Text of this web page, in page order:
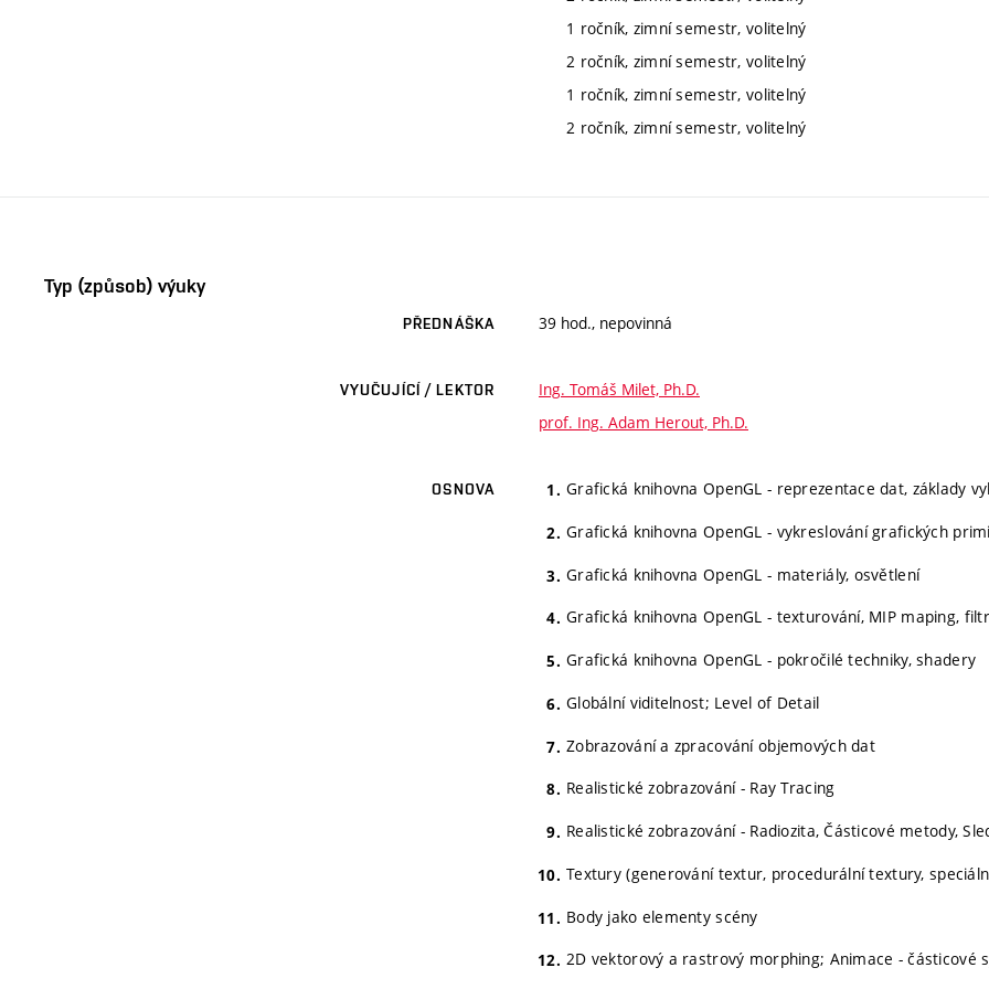
1 ročník, zimní semestr, volitelný
2 ročník, zimní semestr, volitelný
1 ročník, zimní semestr, volitelný
2 ročník, zimní semestr, volitelný
Typ (způsob) výuky
PŘEDNÁŠKA 39 hod., nepovinná
VYUČUJÍCÍ / LEKTOR
Ing. Tomáš Milet, Ph.D.
prof. Ing. Adam Herout, Ph.D.
OSNOVA Grafická knihovna OpenGL - reprezentace dat, základy
Grafická knihovna OpenGL - vykreslování grafických
Grafická knihovna OpenGL - materiály, osvětlení
Grafická knihovna OpenGL - texturování, MIP maping,
Grafická knihovna OpenGL - pokročilé techniky, shadery
Globální viditelnost; Level of Detail
Zobrazování a zpracování objemových dat
Realistické zobrazování - Ray Tracing
Realistické zobrazování - Radiozita, Částicové metody,
Textury (generování textur, procedurální textury,
Body jako elementy scény
2D vektorový a rastrový morphing; Animace - částicové